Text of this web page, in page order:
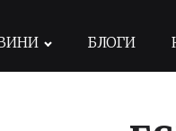
БЛОГИ